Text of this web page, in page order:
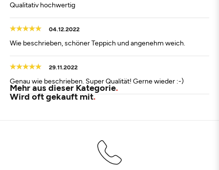
Qualitativ hochwertig
04.12.2022
Wie beschrieben, schöner Teppich und angenehm weich.
29.11.2022
Genau wie beschrieben. Super Qualität! Gerne wieder :-)
Mehr aus dieser Kategorie
Wird oft gekauft mit